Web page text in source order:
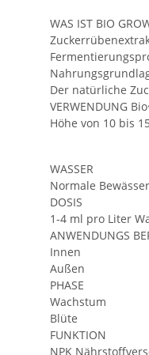
WAS IST BIO
Der natürliche
VERWENDUNG
Höhe von 10 bis
WASSER
Normale
DOSIS
1-4 ml pro Liter
ANWENDUNGS
Innen
Außen
PHASE
Wachstum
Blüte
FUNKTION
NPK